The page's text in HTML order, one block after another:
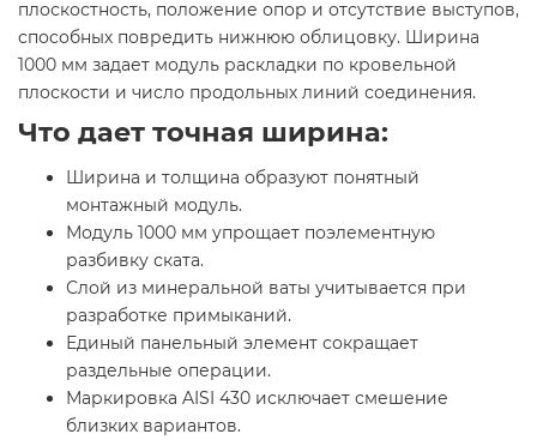
плоскостность, положение опор и отсутствие выступов,
способных повредить нижнюю облицовку. Ширина
1000 мм задает модуль раскладки по кровельной
плоскости и число продольных линий соединения.
Что дает точная ширина:
Ширина и толщина образуют понятный
монтажный модуль.
Модуль 1000 мм упрощает поэлементную
разбивку ската.
Слой из минеральной ваты учитывается при
разработке примыканий.
Единый панельный элемент сокращает
раздельные операции.
Маркировка AISI 430 исключает смешение
близких вариантов.